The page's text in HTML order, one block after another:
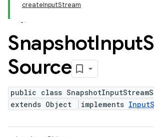
createInputStream
SnapshotInput
Source
public class
extends Object
implements